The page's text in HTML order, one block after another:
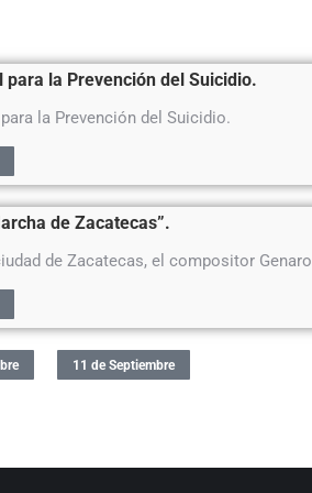
para la Prevención del Suicidio.
la Prevención del Suicidio.
de Zacatecas”.
de Zacatecas, el compositor
11 de Septiembre